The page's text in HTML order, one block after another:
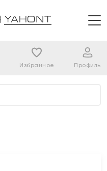
Избранное Профиль